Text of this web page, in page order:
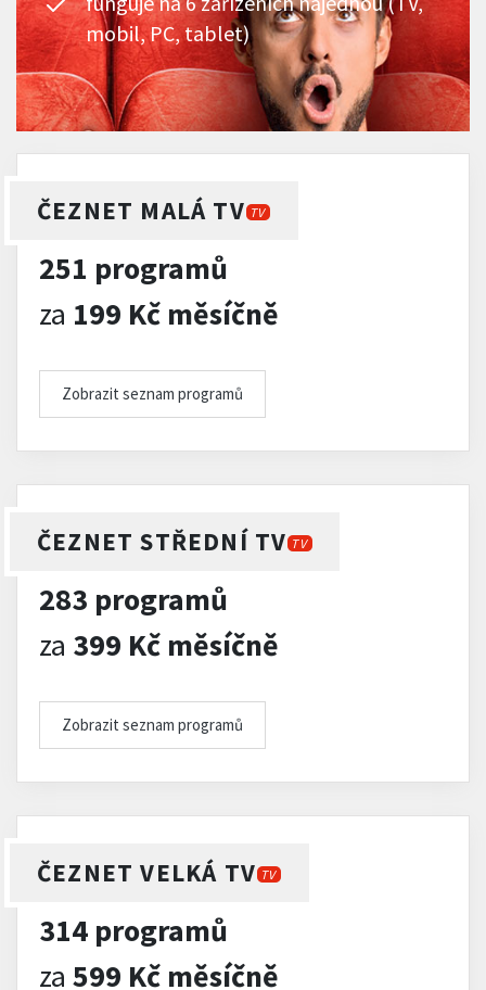
mobil, PC, tablet)
ČEZNET MALÁ TV TV
251 programů
za 199 Kč měsíčně
Zobrazit seznam programů
ČEZNET STŘEDNÍ TV TV
283 programů
za 399 Kč měsíčně
Zobrazit seznam programů
ČEZNET VELKÁ TV TV
314 programů
za 599 Kč měsíčně